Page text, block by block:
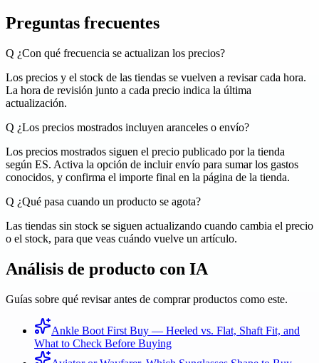
Preguntas frecuentes
Q ¿Con qué frecuencia se actualizan los precios?
Los precios y el stock de las tiendas se vuelven a revisar cada hora.
La hora de revisión junto a cada precio indica la última
actualización.
Q ¿Los precios mostrados incluyen aranceles o envío?
Los precios mostrados siguen el precio publicado por la tienda
según ES. Activa la opción de incluir envío para sumar los gastos
conocidos, y confirma el importe final en la página de la tienda.
Q ¿Qué pasa cuando un producto se agota?
Las tiendas sin stock se siguen actualizando cuando cambia el precio
o el stock, para que veas cuándo vuelve un artículo.
Análisis de producto con IA
Guías sobre qué revisar antes de comprar productos como este.
Ankle Boot First Buy — Heeled vs. Flat, Shaft Fit, and
What to Check Before Buying